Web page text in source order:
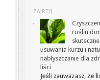
ZAJRZYJ
roślin
usuwania kurzu i
nabłyszczanie dla
liści
Jeśli zauważasz, że